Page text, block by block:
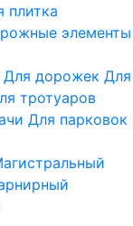
плитка
элементы
Для дорожек Для
тротуаров
Для парковок